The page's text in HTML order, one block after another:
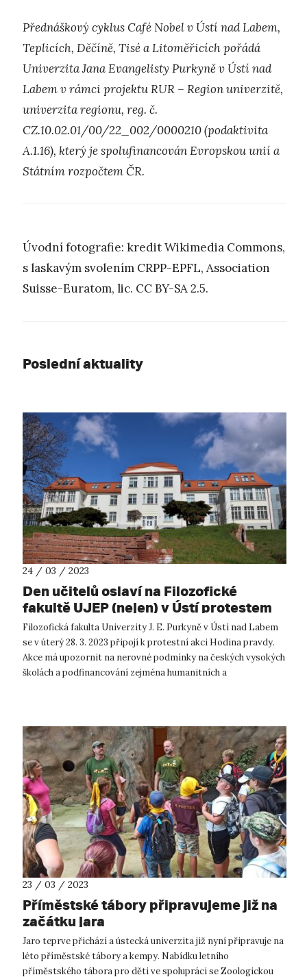
Přednáškový cyklus Café Nobel v Ústí nad Labem,
Teplicích, Děčíně, Tisé a Litoměřicích pořádá
Univerzita Jana Evangelisty Purkyně v Ústí nad
Labem v rámci projektu RUR – Region univerzitě,
univerzita regionu, reg. č.
CZ.10.02.01/00/22_002/0000210 (podaktivita
A.1.16), který je spolufinancován Evropskou unií a
Státním rozpočtem ČR.
Úvodní fotografie: kredit Wikimedia Commons,
s laskavým svolením CRPP-EPFL, Association
Suisse-Euratom, lic. CC BY-SA 2.5.
Poslední aktuality
24 / 03 / 2023
Den učitelů oslaví na Filozofické
fakultě UJEP (nejen) v Ústí protestem
Filozofická fakulta Univerzity J. E. Purkyně v Ústí nad Labem
se v úterý 28. 3. 2023 připojí k protestní akci Hodina pravdy.
Akce má upozornit na nerovné podmínky na českých vysokých
školách a podfinancování zejména humanitních a
23 / 03 / 2023
Příměstské tábory připravujeme již na
začátku jara
Jaro teprve přichází a ústecká univerzita již nyní připravuje na
léto příměstské tábory a kempy. Nabídku letního
příměstského tábora pro děti ve spolupráci se Zoologickou